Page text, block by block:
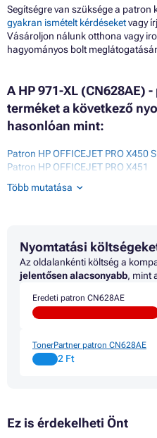
Segítségre van szüksége a patron
gyakran ismételt kérdéseketvagy
Vásároljon nálunk otthona vagy
hagyományos bolt
A HP 971-XL
terméket a következő
hasonlóan mint:
Patron HP OFFICEJET PRO X450
Patron HP OFFICEJET PRO X451
Patron HP OFFICEJET PRO X451DN
Patron HP OFFICEJET PRO X451DW
Patron HP OFFICEJET PRO
Patron HP OFFICEJET PRO X551
Patron HP OFFICEJET PRO
Patron HP OFFICEJET PRO X576DW
Több mutatása
Nyomtatási
Az oldalankénti költség a
jelentősen alacsonyabb, mint
Eredeti patron CN628AE
TonerPartner patron CN628AE
2 Ft
Ez is érdekelheti Önt